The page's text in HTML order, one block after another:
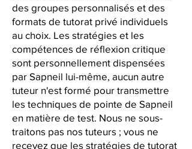
des groupes personnalisés et des
formats de tutorat privé individuels
au choix. Les stratégies et les
compétences de réflexion critique
sont personnellement dispensées
par Sapneil lui-même, aucun autre
tuteur n'est formé pour transmettre
les techniques de pointe de Sapneil
en matière de test. Nous ne sous-
traitons pas nos tuteurs ; vous ne
recevez que les stratégies de tutorat